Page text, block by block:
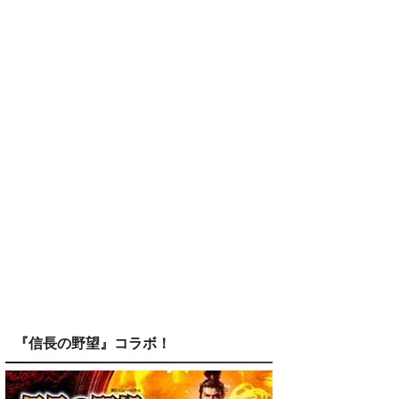
『信長の野望』コラボ！